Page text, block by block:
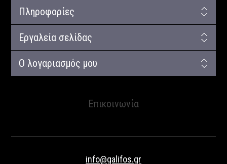
Πληροφορίες
Εργαλεία σελίδας
Ο λογαριασμός μου
Επικοινωνία
info@galifos.gr